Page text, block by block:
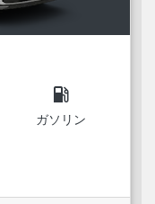
local_gas_station
ガソリン